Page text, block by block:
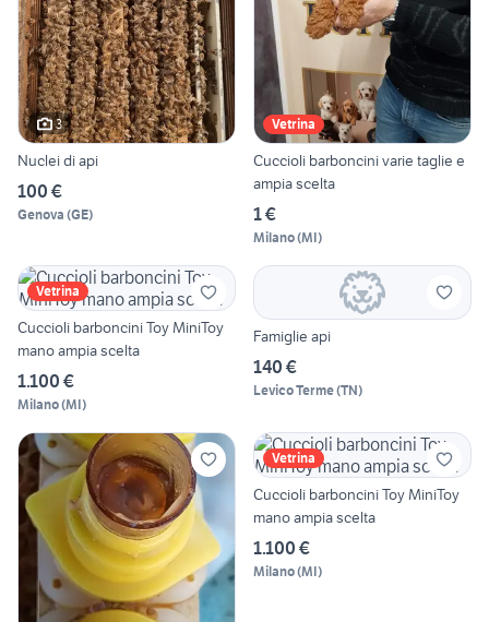
3
Nuclei di api
100 €
Genova (GE)
Vetrina
Cuccioli barboncini varie taglie e
ampia scelta
1 €
Milano(MI)
Vetrina
Cuccioli barboncini Toy MiniToy
mano ampia scelta
1.100 €
Milano(MI)
Famiglie api
140 €
Levico Terme(TN)
Vetrina
Cuccioli barboncini Toy MiniToy
mano ampia scelta
1.100 €
Milano(MI)